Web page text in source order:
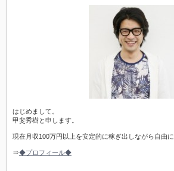
はじめまして。
甲斐秀樹と申します。
現在月収100万円以上を安定的に稼ぎ出しながら自由に
⇒◆プロフィール◆